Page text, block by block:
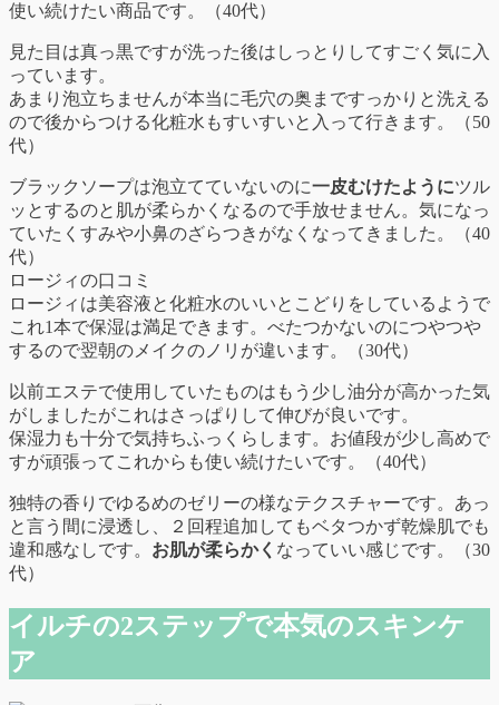
使い続けたい商品です。（40代）
見た目は真っ黒ですが洗った後はしっとりしてすごく気に入
っています。
あまり泡立ちませんが本当に毛穴の奥まですっかりと洗える
ので後からつける化粧水もすいすいと入って行きます。（50
代）
ブラックソープは泡立てていないのに一皮むけたようにツル
ッとするのと肌が柔らかくなるので手放せません。気になっ
ていたくすみや小鼻のざらつきがなくなってきました。（40
代）
ロージィの口コミ
ロージィは美容液と化粧水のいいとこどりをしているようで
これ1本で保湿は満足できます。べたつかないのにつやつや
するので翌朝のメイクのノリが違います。（30代）
以前エステで使用していたものはもう少し油分が高かった気
がしましたがこれはさっぱりして伸びが良いです。
保湿力も十分で気持ちふっくらします。お値段が少し高めで
すが頑張ってこれからも使い続けたいです。（40代）
独特の香りでゆるめのゼリーの様なテクスチャーです。あっ
と言う間に浸透し、２回程追加してもベタつかず乾燥肌でも
違和感なしです。 お肌が柔らかく なっていい感じです。（30
代）
イルチの2ステップで本気のスキンケ
ア